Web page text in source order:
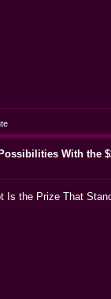
With the
Is the Prize That